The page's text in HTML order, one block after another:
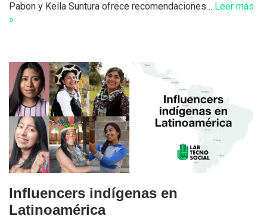
Pabon y Keila Suntura ofrece recomendaciones… Leer más
»
Influencers indígenas en
Latinoamérica